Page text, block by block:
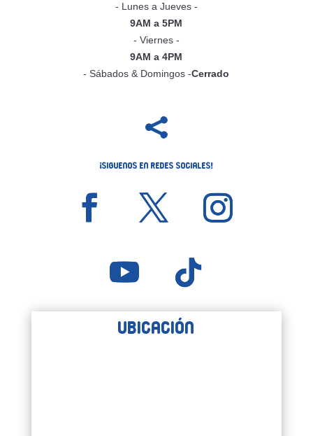
- Lunes a Jueves -
9AM a 5PM
- Viernes -
9AM a 4PM
- Sábados & Domingos -Cerrado

¡Siguenos en Redes Sociales!
Ubicación